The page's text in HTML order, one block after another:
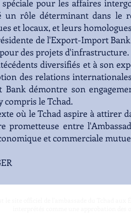
pour les affaires
rôle déterminant dans le
et locaux, et leurs
de l'Export-Import
des projets d'infrastructure.
diversifiés et à son
des relations
Bank démontre son
compris le Tchad.
où le Tchad aspire à attirer
prometteuse entre
et commerciale